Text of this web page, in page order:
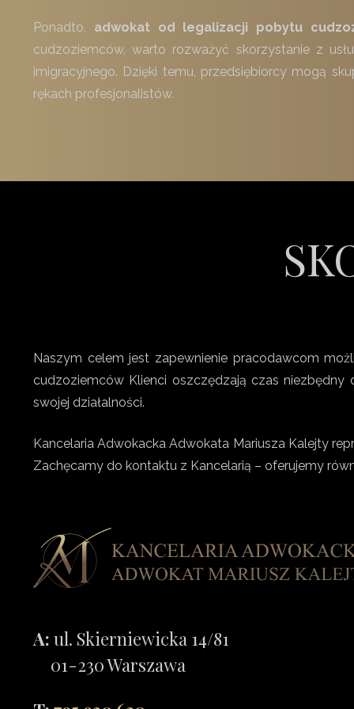
Ponadto, adwokat od legalizacji pobytu
cudzoziemców, warto rozważyć skorzystanie z
imigracyjnego. Dzięki temu, przedsiębiorcy mogą
rękach profesjonalistów.
Naszym celem jest zapewnienie pracodawcom
cudzoziemców Klienci oszczędzają czas
swojej działalności.
Kancelaria Adwokacka Adwokata Mariusza Kalejty
Zachęcamy do kontaktu z Kancelarią – oferujemy
A: ul. Skierniewicka 14/81
01-230 Warszawa